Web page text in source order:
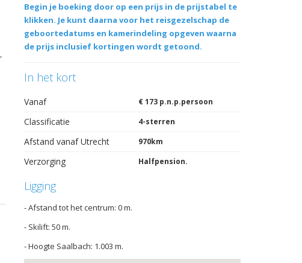
Begin je boeking door op een prijs in de prijstabel te
klikken. Je kunt daarna voor het reisgezelschap de
geboortedatums en kamerindeling opgeven waarna
de prijs inclusief kortingen wordt getoond.
In het kort
Vanaf € 173 p.n.p.persoon
Classificatie 4-sterren
Afstand vanaf Utrecht 970km
Verzorging Halfpension.
Ligging
- Afstand tot het centrum: 0 m.
- Skilift: 50 m.
- Hoogte Saalbach: 1.003 m.